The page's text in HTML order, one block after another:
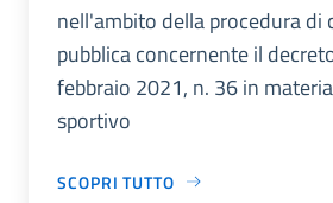
nell'ambito della procedura di
pubblica concernente il
febbraio 2021, n. 36 in
sportivo
SCOPRI TUTTO